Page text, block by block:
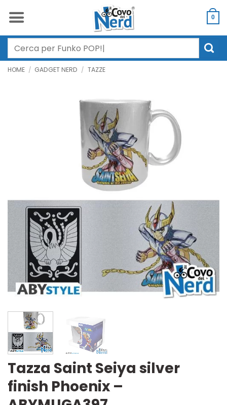
0
Cerca:
HOME / GADGET NERD / TAZZE
Tazza Saint Seiya silver
finish Phoenix –